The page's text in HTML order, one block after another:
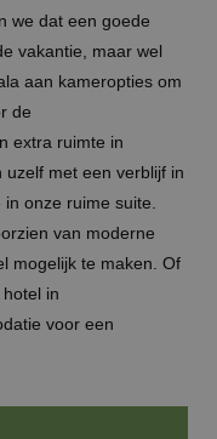
we dat een goede
vakantie, maar wel
aan kameropties om
de
extra ruimte in
uzelf met een verblijf in
in onze ruime suite
van moderne
mogelijk te maken. Of
hotel in
voor een